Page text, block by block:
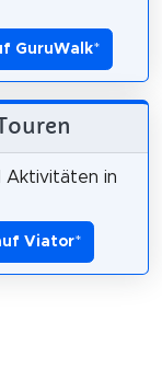
GuruWalk*
Aktivitäten in
Viator*